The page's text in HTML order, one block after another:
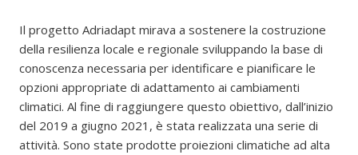
Il progetto Adriadapt mirava a sostenere la costruzione
della resilienza locale e regionale sviluppando la base di
conoscenza necessaria per identificare e pianificare le
opzioni appropriate di adattamento ai cambiamenti
climatici. Al fine di raggiungere questo obiettivo, dall’inizio
del 2019 a giugno 2021, è stata realizzata una serie di
attività. Sono state prodotte proiezioni climatiche ad alta